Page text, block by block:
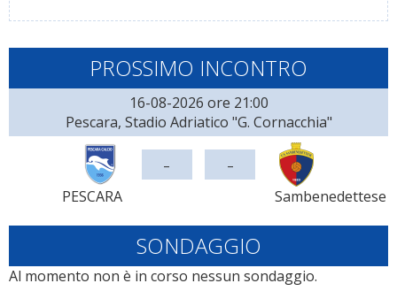
PROSSIMO INCONTRO
16-08-2026 ore 21:00
Pescara, Stadio Adriatico "G. Cornacchia"
PESCARA
- -
Sambenedettese
SONDAGGIO
Al momento non è in corso nessun sondaggio.